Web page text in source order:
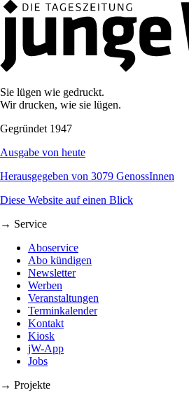
Sie lügen wie gedruckt.
Wir drucken, wie sie lügen.
Gegründet 1947
Ausgabe von heute
Herausgegeben von 3079 GenossInnen
Diese Website auf einen Blick
→ Service
Aboservice
Abo kündigen
Newsletter
Werben
Veranstaltungen
Terminkalender
Kontakt
Kiosk
jW-App
Jobs
→ Projekte